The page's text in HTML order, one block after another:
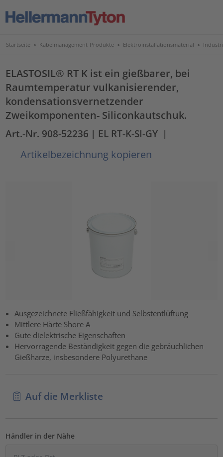
Startseite > Kabelmanagement-Produkte > Elektroinstallationsmaterial >
ELASTOSIL® RT K ist ein gießbarer, bei
Raumtemperatur vulkanisierender,
kondensationsvernetzender
Zweikomponenten- Siliconkautschuk.
Art.-Nr. 908-52236 | EL RT-K-SI-GY |
Artikelbezeichnung kopieren
Ausgezeichnete Fließfähigkeit und Selbstentlüftung
Mittlere Härte Shore A
Gute dielektrische Eigenschaften
Hervorragende Beständigkeit gegen die gebräuchlichen
Gießharze, insbesondere Polyurethane
Auf die Merkliste
Händler in der Nähe